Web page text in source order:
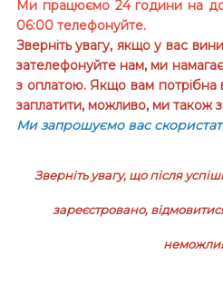
Ми працюємо 24 години на
06:00 телефонуйте.
Зверніть увагу, якщо у вас
зателефонуйте нам, ми
з оплатою. Якщо вам потрібна
заплатити, можливо, ми також
Ми запрошуємо вас
Зверніть увагу, що після
зареєстровано,